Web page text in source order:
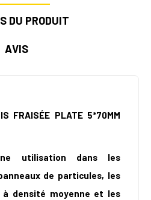
DU PRODUIT
AVIS
FRAISÉE PLATE 5*70MM
utilisation dans les
de particules, les
à densité moyenne et les